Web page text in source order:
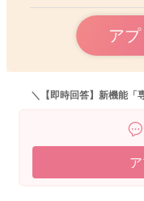
ア
＼【即時回答】新機能「